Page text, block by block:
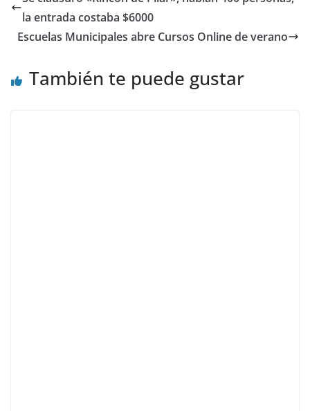
la entrada costaba $6000
Escuelas Municipales abre Cursos Online de verano
También te puede gustar